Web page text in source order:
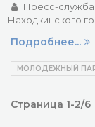
Пресс-
Находкинского
Подробнее...
МОЛОДЕЖНЫЙ
Страница 1-2/6